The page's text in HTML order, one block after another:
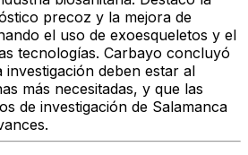
precoz y la mejora de
el uso de exoesqueletos y el
tecnologías. Carbayo concluyó
deben estar al
más necesitadas, y que las
de investigación de Salamanca